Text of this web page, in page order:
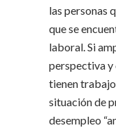
las personas
que se
laboral. Si
perspectiva y
tienen trabajo
situación de
desempleo